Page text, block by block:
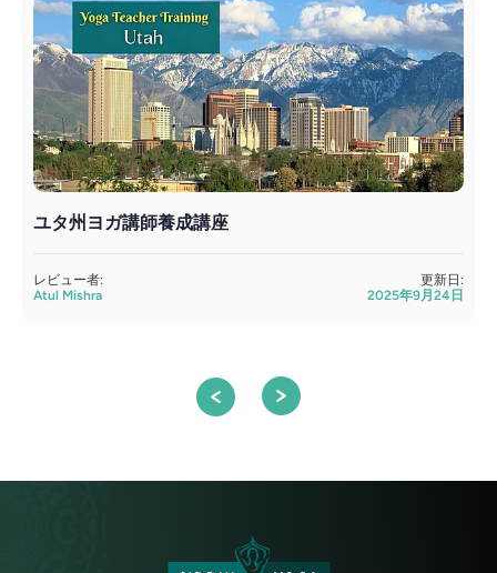
ユタ州ヨガ講師養成講座
レビュー者:
Atul Mishra
更新日:
2025年9月24日